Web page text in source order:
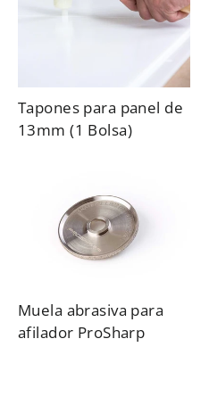
Tapones para panel de
13mm (1 Bolsa)
Muela abrasiva para
afilador ProSharp